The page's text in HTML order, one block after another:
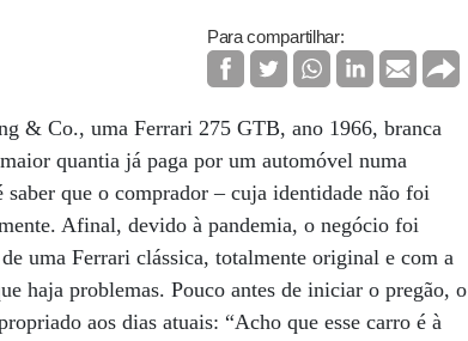
Para compartilhar:
& Co., uma Ferrari 275 GTB, ano 1966, branca
quantia já paga por um automóvel numa
que o comprador – cuja identidade não foi
Afinal, devido à pandemia, o negócio foi
uma Ferrari clássica, totalmente original e com a
haja problemas. Pouco antes de iniciar o pregão, o
aos dias atuais: “Acho que esse carro é à